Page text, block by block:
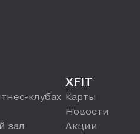
клубах
зал
XFIT
Карты
Новости
Акции